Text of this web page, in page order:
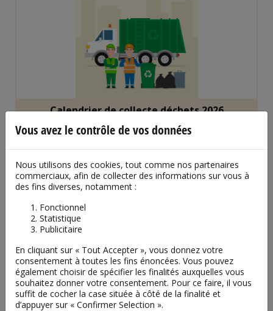
Vous avez le contrôle de vos données
Nous utilisons des cookies, tout comme nos partenaires
commerciaux, afin de collecter des informations sur vous à
des fins diverses, notamment :
Fonctionnel
Statistique
Publicitaire
En cliquant sur « Tout Accepter », vous donnez votre
consentement à toutes les fins énoncées. Vous pouvez
également choisir de spécifier les finalités auxquelles vous
souhaitez donner votre consentement. Pour ce faire, il vous
suffit de cocher la case située à côté de la finalité et
d’appuyer sur « Confirmer Selection ».
Calendrier de collecte déchets 2026
AGENDA
Lun Mar Mer Jeu Ven Sam
Dim
27
28 29 30 31 1
2
3
4 5 6 7 8